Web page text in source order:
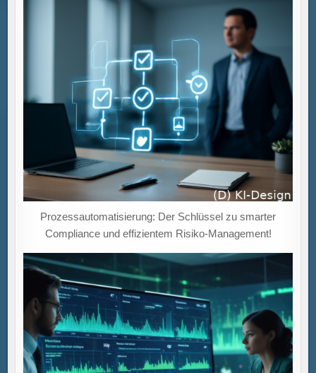
Prozessautomatisierung: Der Schlüssel zu smarter
Compliance und effizientem Risiko-Management!